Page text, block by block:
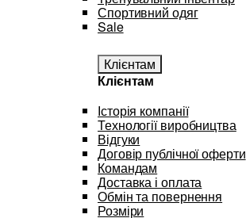
Спортивний одяг
Sale
Клієнтам
Клієнтам
Історія компанії
Технології виробництва
Відгуки
Договір публічної оферти
Командам
Доставка і оплата
Обмін та повернення
Розміри